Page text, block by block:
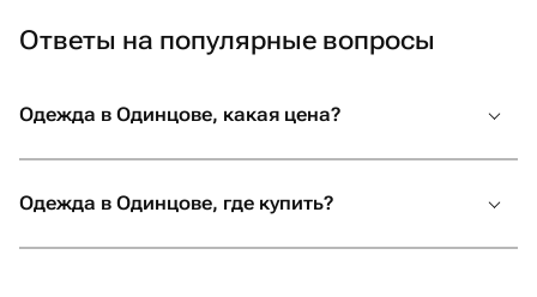
Ответы на популярные вопросы
Одежда в Одинцове, какая цена?
Одежда в Одинцове, где купить?